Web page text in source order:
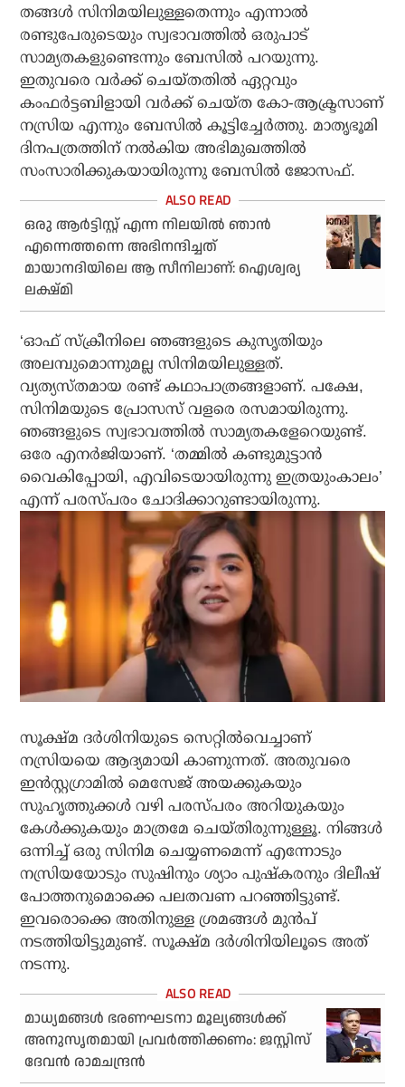
തങ്ങള്‍ സിനിമയിലുള്ളതെന്നും എന്നാല്‍
രണ്ടുപേരുടെയും സ്വഭാവത്തില്‍ ഒരുപാട്
സാമ്യതകളുണ്ടെന്നും ബേസില്‍ പറയുന്നു.
ഇതുവരെ വര്‍ക്ക് ചെയ്തതില്‍ ഏറ്റവും
കംഫര്‍ട്ടബിളായി വര്‍ക്ക് ചെയ്ത കോ-ആക്ട്രസാണ്
നസ്രിയ എന്നും ബേസില്‍ കൂട്ടിച്ചേര്‍ത്തു. മാതൃഭൂമി
ദിനപത്രത്തിന് നല്‍കിയ അഭിമുഖത്തില്‍
സംസാരിക്കുകയായിരുന്നു ബേസില്‍ ജോസഫ്.
ഒരു ആര്‍ട്ടിസ്റ്റ് എന്ന നിലയില്‍ ഞാന്‍
എന്നെത്തന്നെ അഭിനന്ദിച്ചത്
മായാനദിയിലെ ആ സീനിലാണ്: ഐശ്വര്യ
ലക്ഷ്മി
‘ഓഫ് സ്‌ക്രീനിലെ ഞങ്ങളുടെ കുസൃതിയും
അലമ്പുമൊന്നുമല്ല സിനിമയിലുള്ളത്.
വ്യത്യസ്തമായ രണ്ട് കഥാപാത്രങ്ങളാണ്. പക്ഷേ,
സിനിമയുടെ പ്രോസസ് വളരെ രസമായിരുന്നു.
ഞങ്ങളുടെ സ്വഭാവത്തില്‍ സാമ്യതകളേറെയുണ്ട്.
ഒരേ എനര്‍ജിയാണ്. ‘തമ്മില്‍ കണ്ടുമുട്ടാന്‍
വൈകിപ്പോയി, എവിടെയായിരുന്നു ഇത്രയുംകാലം’
എന്ന് പരസ്പരം ചോദിക്കാറുണ്ടായിരുന്നു.
സൂക്ഷ്മ ദര്‍ശിനിയുടെ സെറ്റില്‍വെച്ചാണ്
നസ്രിയയെ ആദ്യമായി കാണുന്നത്. അതുവരെ
ഇന്‍സ്റ്റഗ്രാമില്‍ മെസേജ് അയക്കുകയും
സുഹൃത്തുക്കള്‍ വഴി പരസ്പരം അറിയുകയും
കേള്‍ക്കുകയും മാത്രമേ ചെയ്തിരുന്നുള്ളൂ. നിങ്ങള്‍
ഒന്നിച്ച് ഒരു സിനിമ ചെയ്യണമെന്ന് എന്നോടും
നസ്രിയയോടും സുഷിനും ശ്യാം പുഷ്‌കരനും ദിലീഷ്
പോത്തനുമൊക്കെ പലതവണ പറഞ്ഞിട്ടുണ്ട്.
ഇവരൊക്കെ അതിനുള്ള ശ്രമങ്ങള്‍ മുന്‍പ്
നടത്തിയിട്ടുമുണ്ട്. സൂക്ഷ്മ ദര്‍ശിനിയിലൂടെ അത്
നടന്നു.
മാധ്യമങ്ങള്‍ ഭരണഘടനാ മൂല്യങ്ങള്‍ക്ക്
അനുസൃതമായി പ്രവര്‍ത്തിക്കണം: ജസ്റ്റിസ്
ദേവന്‍ രാമചന്ദ്രന്‍